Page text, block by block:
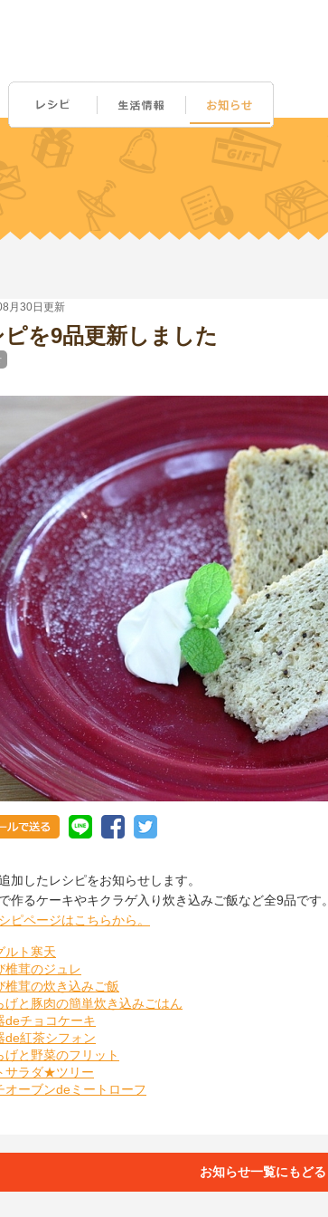
月30日更新
ピを9品更新しました
加したレシピをお知らせします。
作るケーキやキクラゲ入り炊き込みご飯など全9品です。
ピページはこちらから。
ルト寒天
椎茸のジュレ
椎茸の炊き込みご飯
げと豚肉の簡単炊き込みごはん
deチョコケーキ
de紅茶シフォン
げと野菜のフリット
サラダ★ツリー
オーブンdeミートローフ
お知らせ一覧にもどる